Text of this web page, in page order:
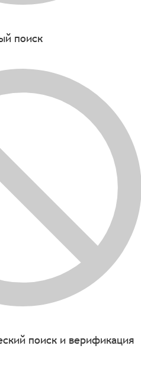
поиск
поиск и верификация